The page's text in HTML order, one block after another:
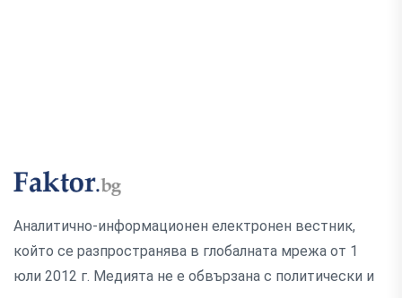
Аналитично-информационен електронен вестник,
който се разпространява в глобалната мрежа от 1
юли 2012 г. Медията не е обвързана с политически и